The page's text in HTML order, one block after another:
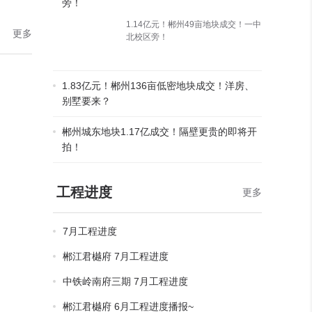
更多
旁！
1.14亿元！郴州49亩地块成交！一中
北校区旁！
1.83亿元！郴州136亩低密地块成交！洋房、
别墅要来？
郴州城东地块1.17亿成交！隔壁更贵的即将开
拍！
工程进度 更多
7月工程进度
郴江君樾府 7月工程进度
中铁岭南府三期 7月工程进度
郴江君樾府 6月工程进度播报~